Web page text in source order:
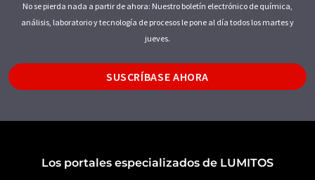
No se pierda nada a partir de ahora: Nuestro boletín electrónico de química,
análisis, laboratorio y tecnología de procesos le pone al día todos los martes y
jueves.
SUSCRÍBASE AHORA
Los portales especializados de LUMITOS